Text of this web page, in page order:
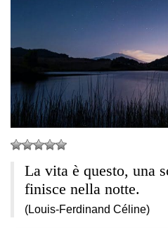
La vita è questo, una
finisce nella notte.
(Louis-Ferdinand Céline)